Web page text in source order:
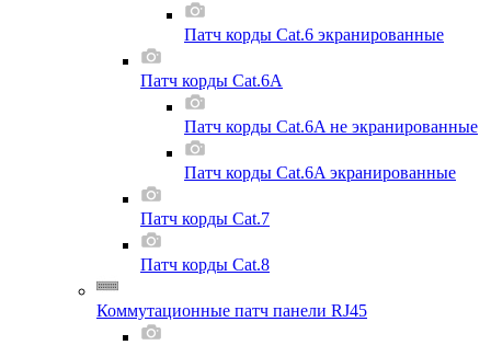
Патч корды Cat.6 экранированные
Патч корды Cat.6A
Патч корды Cat.6A не экранированные
Патч корды Cat.6A экранированные
Патч корды Cat.7
Патч корды Cat.8
Коммутационные патч панели RJ45